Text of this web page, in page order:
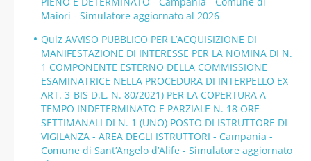
Maiori - Simulatore aggiornato al 2026
Quiz AVVISO PUBBLICO PER L’ACQUISIZIONE DI
MANIFESTAZIONE DI INTERESSE PER LA NOMINA DI N.
1 COMPONENTE ESTERNO DELLA COMMISSIONE
ESAMINATRICE NELLA PROCEDURA DI INTERPELLO EX
ART. 3-BIS D.L. N. 80/2021) PER LA COPERTURA A
TEMPO INDETERMINATO E PARZIALE N. 18 ORE
SETTIMANALI DI N. 1 (UNO) POSTO DI ISTRUTTORE DI
VIGILANZA - AREA DEGLI ISTRUTTORI - Campania -
Comune di Sant’Angelo d’Alife - Simulatore aggiornato